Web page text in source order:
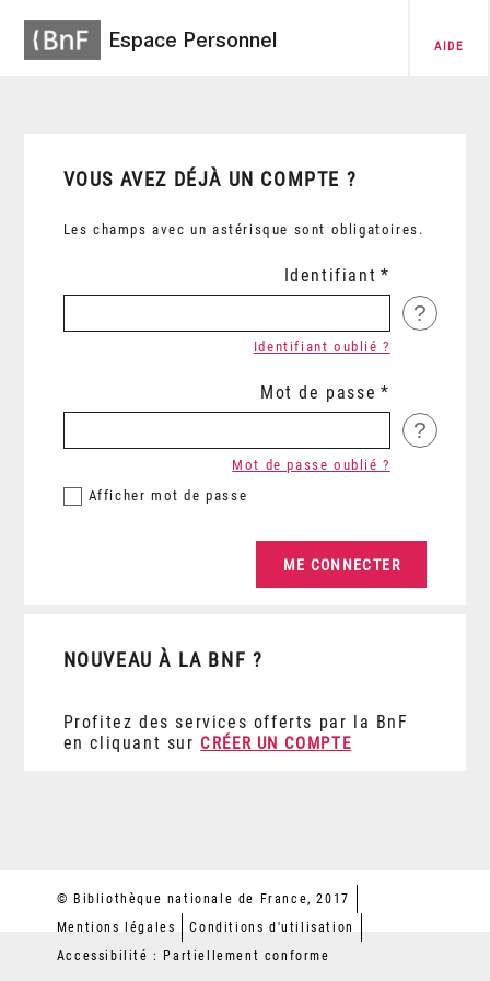
Espace Personnel AIDE
VOUS AVEZ DÉJÀ UN COMPTE ?
Les champs avec un astérisque sont obligatoires.
Identifiant
?
Identifiant oublié ?
Mot de passe
?
Afficher mot de passe
Mot de passe oublié ?
NOUVEAU À LA BNF ?
Profitez des services offerts par la BnF
en cliquant sur CRÉER UN COMPTE
© Bibliothèque nationale de France, 2017
Mentions légales
Conditions d'utilisation
Accessibilité : Partiellement conforme